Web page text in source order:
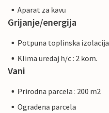
Aparat za kavu
Grijanje/energija
Potpuna toplinska izolacija
Klima uredaj h/c : 2 kom.
Vani
Prirodna parcela : 200 m2
Ogradena parcela